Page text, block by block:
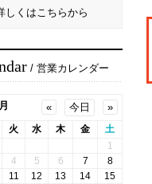
しくはこちらから
/ 営業カレンダー